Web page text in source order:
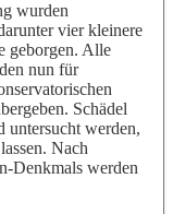
wurden
vier kleinere
geborgen. Alle
nun für
Schädel
untersucht werden,
Nach
Denkmals werden